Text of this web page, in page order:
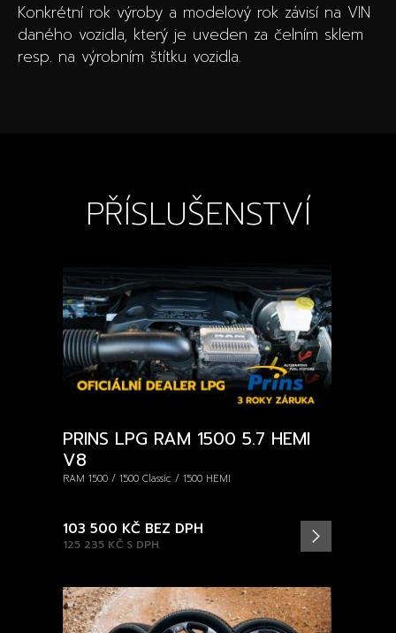
Konkrétní rok výroby a modelový rok závisí na VIN
daného vozidla, který je uveden za čelním sklem
resp. na výrobním štítku vozidla.
PŘÍSLUŠENSTVÍ
PRINS LPG RAM 1500 5.7 HEMI
V8
RAM 1500 / 1500 Classic / 1500 HEMI
125 235 KČ S DPH
103 500 KČ BEZ DPH